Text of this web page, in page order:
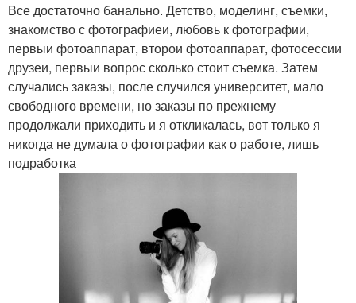
Все достаточно банально. Детство, моделинг, съемки,
знакомство с фотографиеи, любовь к фотографии,
первыи фотоаппарат, второи фотоаппарат, фотосессии
друзеи, первыи вопрос сколько стоит съемка. Затем
случались заказы, после случился университет, мало
свободного времени, но заказы по прежнему
продолжали приходить и я откликалась, вот только я
никогда не думала о фотографии как о работе, лишь
подработка